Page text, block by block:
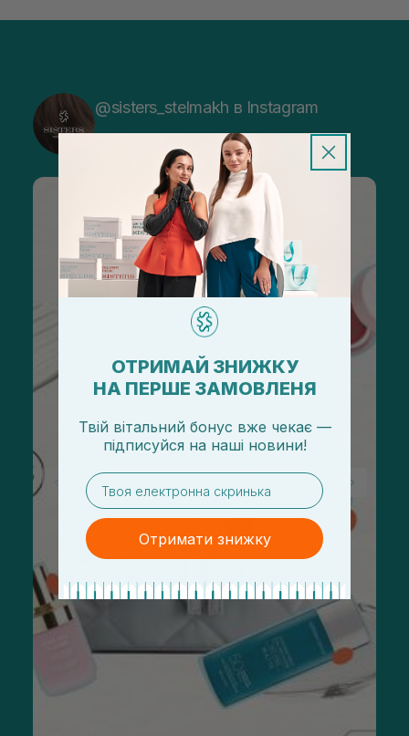
@sisters_stelmakh в Instagram
ОТРИМАЙ ЗНИЖКУ
НА ПЕРШЕ ЗАМОВЛЕНЯ
Твій вітальний бонус вже чекає —
підписуйся на наші новини!
email
Отримати знижку